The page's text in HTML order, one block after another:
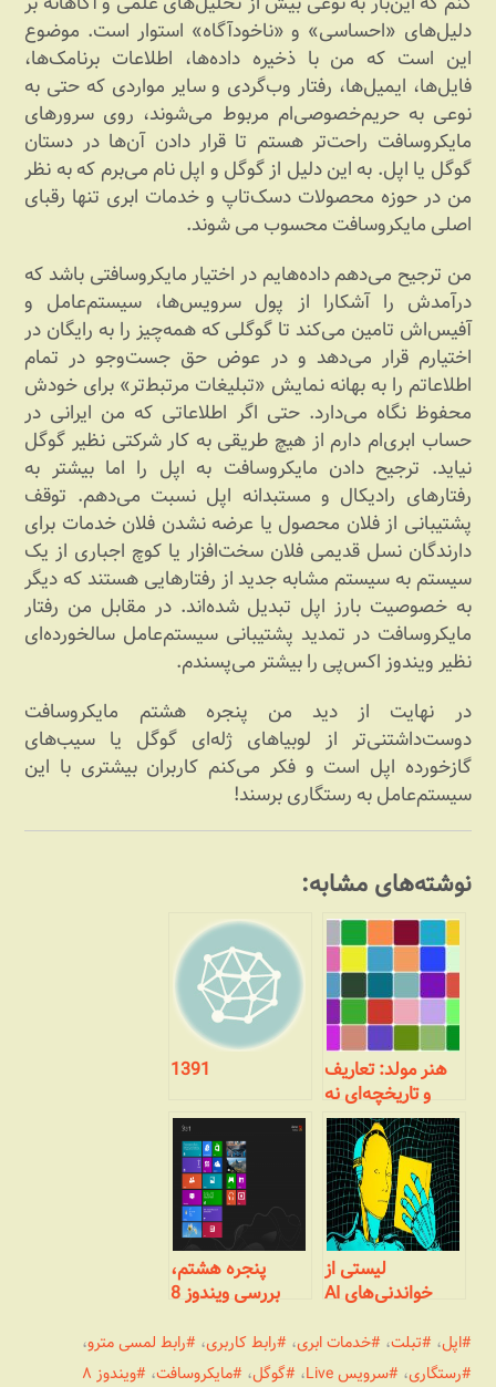
دلیل‌های «احساسی» و «ناخودآگاه» استوار است. موضوع
این است که من با ذخیره داده‌ها، اطلاعات برنامک‌ها،
فایل‌ها، ایمیل‌ها، رفتار وب‌گردی و سایر مواردی که حتی به
نوعی به حریم‌خصوصی‌ام مربوط می‌شوند، روی سرورهای
مایکروسافت راحت‌تر هستم تا قرار دادن آن‌ها در دستان
گوگل یا اپل. به این دلیل از گوگل و اپل نام می‌برم که به نظر
من در حوزه محصولات دسک‌تاپ و خدمات ابری تنها رقبای
اصلی مایکروسافت محسوب می شوند.
من ترجیح می‌دهم داده‌هایم در اختیار مایکروسافتی باشد که
درآمدش را آشکارا از پول سرویس‌ها، سیستم‌عامل و
آفیس‌اش تامین می‌کند تا گوگلی که همه‌چیز را به رایگان در
اختیارم قرار می‌دهد و در عوض حق جست‌وجو در تمام
اطلاعاتم را به بهانه نمایش «تبلیغات مرتبط‌تر» برای خودش
محفوظ نگاه می‌دارد. حتی اگر اطلاعاتی که من ایرانی در
حساب‌ ابری‌ام دارم از هیچ طریقی به کار شرکتی نظیر گوگل
نیاید. ترجیح دادن مایکروسافت به اپل را اما بیشتر به
رفتارهای رادیکال و مستبدانه اپل نسبت می‌دهم. توقف
پشتیبانی از فلان محصول یا عرضه نشدن فلان خدمات برای
دارندگان نسل قدیمی فلان سخت‌افزار یا کوچ اجباری از یک
سیستم به سیستم مشابه جدید از رفتارهایی هستند که دیگر
به خصوصیت بارز اپل تبدیل شده‌اند. در مقابل من رفتار
مایکروسافت در تمدید پشتیبانی سیستم‌عامل سالخورده‌ای
نظیر ویندوز اکس‌پی را بیشتر می‌پسندم.
در نهایت از دید من پنجره هشتم مایکروسافت
دوست‌داشتنی‌تر از لوبیاهای ژله‌ای گوگل یا سیب‌های
گازخورده اپل است و فکر می‌کنم کاربران بیشتری با این
سیستم‌عامل به رستگاری برسند!
نوشته‌های مشابه:
هنر مولد: تعاریف
و تاریخچه‌ای نه
چندان مختصر
1391
لیستی از
خواندنی‌های AI
پنجره هشتم،
بررسی ویندوز 8
نصب اپل، تبلت، خدمات ابری، رابط کاربری، رابط لمسی مترو،
رستگاری، سرویس Live ، گوگل، مایکروسافت، ویندوز ۸